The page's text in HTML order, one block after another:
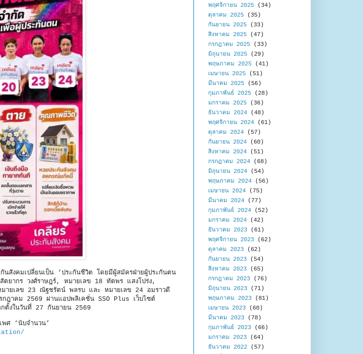
นสังคมเปลี่ยนเป็น ‘ประกันชีวิต โดยมีผู้สมัครฝ่ายผู้ประกันตน
ยากร วงศ์ราษฎร์, หมายเลข 18 ทัตพร แสงโปร่ง,
ยเลข 23 ณัฐชรัตน์ พลรบ และ หมายเลข 24 อมราวดี
ฎาคม 2569 ผ่านแอปพลิเคชั่น SSO Plus เว็บไซต์
กตั้งในวันที่ 27 กันยายน 2569
พศ ‘นับจำนวน’
พฤศจิกายน 2025 (34)
ตุลาคม 2025 (35)
กันยายน 2025 (33)
สิงหาคม 2025 (47)
กรกฎาคม 2025 (33)
มิถุนายน 2025 (29)
พฤษภาคม 2025 (41)
เมษายน 2025 (51)
มีนาคม 2025 (56)
กุมภาพันธ์ 2025 (28)
มกราคม 2025 (36)
ธันวาคม 2024 (48)
พฤศจิกายน 2024 (61)
ตุลาคม 2024 (57)
กันยายน 2024 (60)
สิงหาคม 2024 (51)
กรกฎาคม 2024 (68)
มิถุนายน 2024 (54)
พฤษภาคม 2024 (56)
เมษายน 2024 (75)
มีนาคม 2024 (77)
กุมภาพันธ์ 2024 (52)
มกราคม 2024 (42)
ธันวาคม 2023 (61)
พฤศจิกายน 2023 (62)
ตุลาคม 2023 (62)
กันยายน 2023 (54)
สิงหาคม 2023 (65)
กรกฎาคม 2023 (76)
มิถุนายน 2023 (71)
พฤษภาคม 2023 (81)
เมษายน 2023 (60)
มีนาคม 2023 (78)
กุมภาพันธ์ 2023 (66)
มกราคม 2023 (64)
ธันวาคม 2022 (57)